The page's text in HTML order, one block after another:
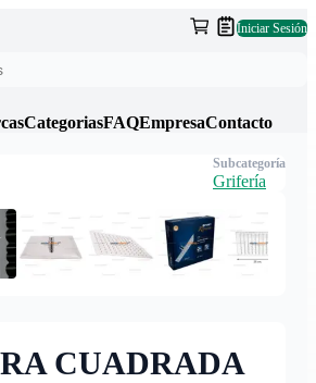
Iniciar Sesión
CategoriasFAQEmpresaContacto
CUADRADA
Subcategoría
Grifería